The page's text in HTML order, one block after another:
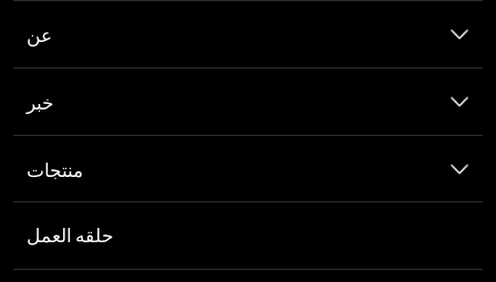
عن
خبر
منتجات
حلقه العمل